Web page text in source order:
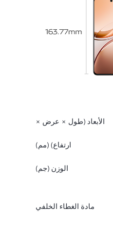
الأبعاد (طول × عرض ×
ارتفاع) (مم)
الوزن (جم)
مادة الغطاء الخلفي